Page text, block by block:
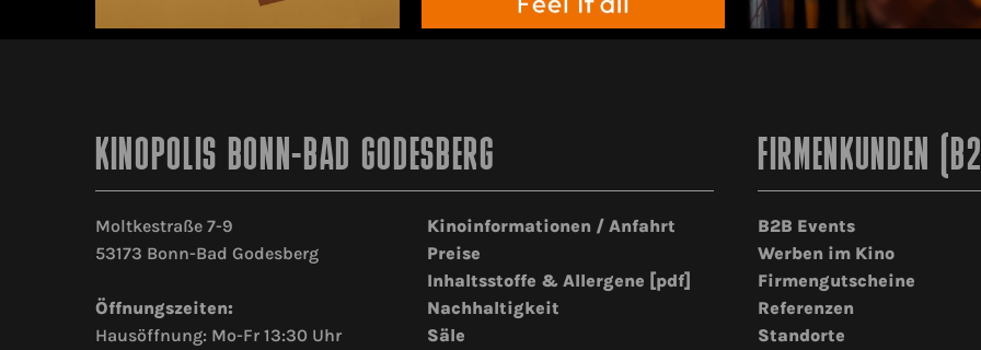
KINOPOLIS BONN-BAD GODESBERG
Moltkestraße 7-9
53173 Bonn-Bad Godesberg
Öffnungszeiten:
Hausöffnung: Mo-Fr 13:30 Uhr
Kinoinformationen / Anfahrt
Preise
Inhaltsstoffe & Allergene [pdf]
Nachhaltigkeit
Säle
FIRMENKUNDEN
B2B Events
Werben im Kino
Firmengutscheine
Referenzen
Standorte